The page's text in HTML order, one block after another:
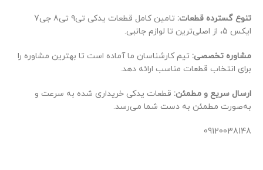
تنوع گسترده قطعات:
تامین کامل قطعات یدکی تی۹ تی8 جی7
ایکس 5، از اصلی‌ترین تا لوازم جانبی.
مشاوره تخصصی: تیم کارشناسان ما آماده است تا بهترین مشاوره را
برای انتخاب قطعات مناسب ارائه دهد.
ارسال سریع و مطمئن: قطعات یدکی خریداری شده به سرعت و
به‌صورت مطمئن به دست شما می‌رسد.
09120038148